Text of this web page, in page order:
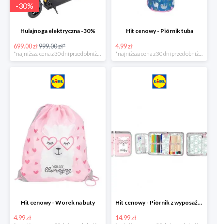
-30%
Hulajnoga elektryczna -30%
699.00 zł999.00 zł*
Hit cenowy - Piórnik tuba
4.99 zł
Hit cenowy - Worek na buty
4.99 zł
Hit cenowy - Piórnik z wyposażeniem
14.99 zł